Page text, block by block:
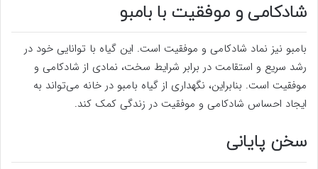
شادکامی و موفقیت با بامبو
بامبو نیز نماد شادکامی و موفقیت است. این گیاه با توانایی خود در
رشد سریع و استقامت در برابر شرایط سخت، نمادی از شادکامی و
موفقیت است. بنابراین، نگهداری از گیاه بامبو در خانه می‌تواند به
ایجاد احساس شادکامی و موفقیت در زندگی کمک کند.
سخن پایانی